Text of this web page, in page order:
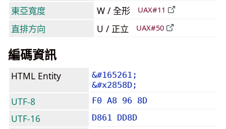
東亞寬度
W / 全形 UAX#11
直排方向 U / 正立 UAX#50
編碼資訊
HTML Entity
&#165261;
&#x2858D;
UTF-8 F0 A8 96 8D
UTF-16 D861 DD8D